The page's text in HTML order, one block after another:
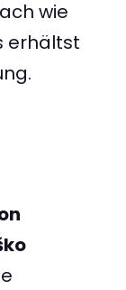
wie
erhältst